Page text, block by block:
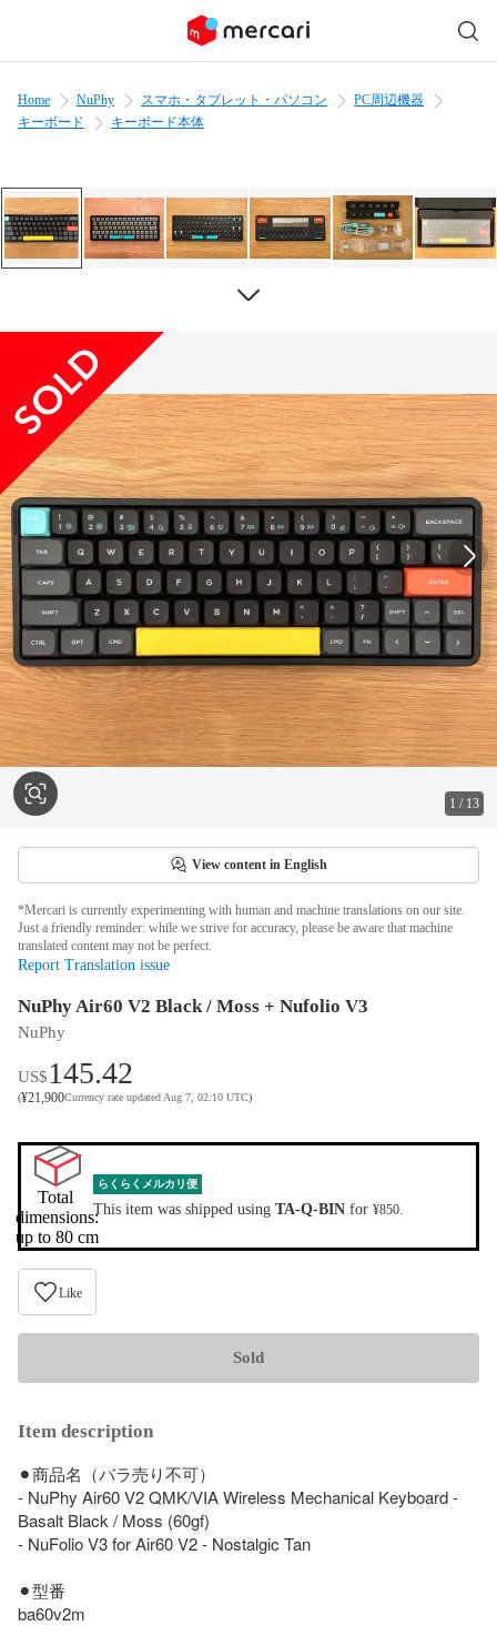
Home NuPhy スマホ・タブレット・パソコン
PC周辺機器
キーボード
キーボード本体
1 / 13
View content in English
*Mercari is currently experimenting with human and machine translations on our site.
Just a friendly reminder: while we strive for accuracy, please be aware that machine
translated content may not be perfect.
Report Translation issue
NuPhy Air60 V2 Black / Moss + Nufolio V3
NuPhy
US$145.42
(¥21,900Currency rate updated Aug 7, 02:10 UTC)
Total
dimensions:
up to 80 cm
らくらくメルカリ便
This item was shipped using TA-Q-BIN for ¥850.
Like
Sold
Item description
⚫︎商品名（バラ売り不可）
- NuPhy Air60 V2 QMK/VIA Wireless Mechanical Keyboard -
Basalt Black / Moss (60gf)
- NuFolio V3 for Air60 V2 - Nostalgic Tan
⚫︎型番
ba60v2m